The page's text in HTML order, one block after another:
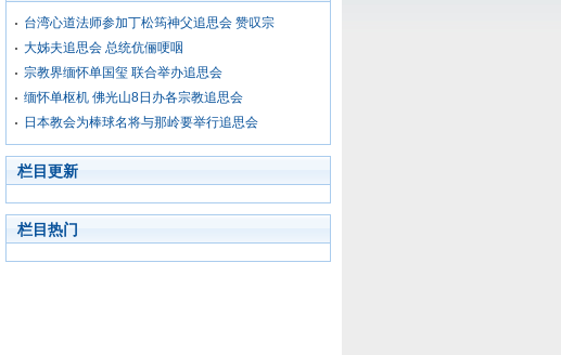
台湾心道法师参加丁松筠神父追思会 赞叹宗
大姊夫追思会 总统伉俪哽咽
宗教界缅怀单国玺 联合举办追思会
缅怀单枢机 佛光山8日办各宗教追思会
日本教会为棒球名将与那岭要举行追思会
栏目更新
栏目热门